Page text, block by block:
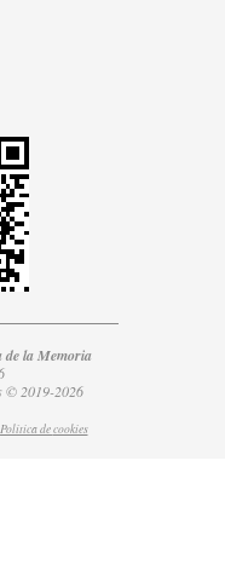
de la Memoria
© 2019-2026
Política decookies